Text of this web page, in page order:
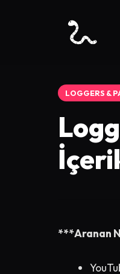
LOGGERS &
***Aranan